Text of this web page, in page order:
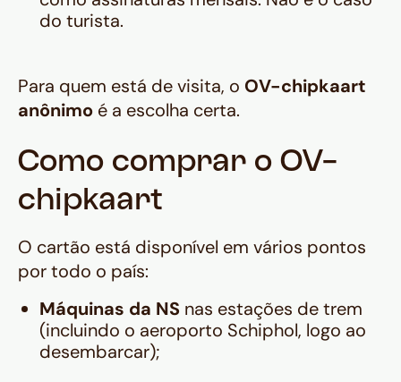
do turista.
Para quem está de visita, o OV-chipkaart
anônimo é a escolha certa.
Como comprar o OV-
chipkaart
O cartão está disponível em vários pontos
por todo o país:
Máquinas da NS nas estações de trem
(incluindo o aeroporto Schiphol, logo ao
desembarcar);